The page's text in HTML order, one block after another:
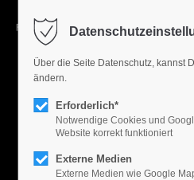
Login
Benutzername
PasswortGALLERY
Über die Seite Datenschutz, kannst
ändern.
Erforderlich*
Notwendige Cookies und
Website korrekt funktioniert
Externe Medien
Externe Medien wie Google